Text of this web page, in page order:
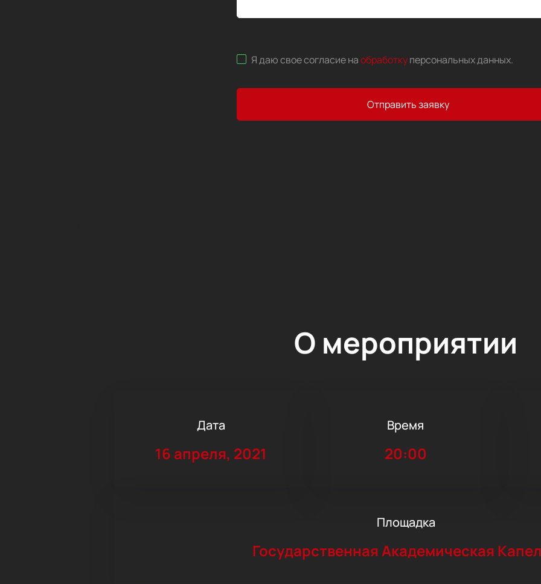
Я даю свое согласие наобработку персональных данных.
Отправить заявку
О мероприятии
Дата
16 апреля, 2021
Время
20:00
Площадка
Государственная Академическая